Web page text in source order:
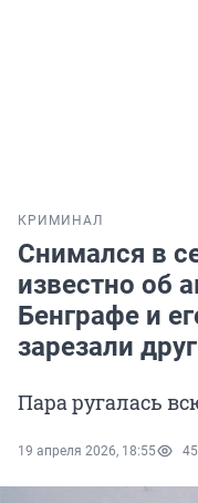
КРИМИНАЛ
Снимался в
известно об
Бенграфе и
зарезали
Пара ругалась
19 апреля 2026, 18:55